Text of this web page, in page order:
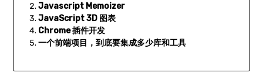
Javascript Memoizer
JavaScript 3D 图表
Chrome 插件开发
一个前端项目，到底要集成多少库和工具